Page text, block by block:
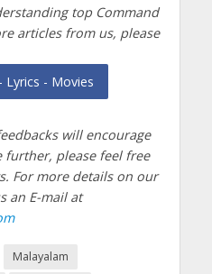
top Command
articles from us, please
Lyrics - Movies
will encourage
please feel free
For more details on our
an E-mail at
Malayalam